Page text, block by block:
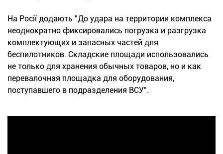
На Росії додають "До удара на территории комплекса
неоднократно фиксировались погрузка и разгрузка
комплектующих и запасных частей для
беспилотников. Складские площади использовались
не только для хранения обычных товаров, но и как
перевалочная площадка для оборудования,
поступавшего в подразделения ВСУ".